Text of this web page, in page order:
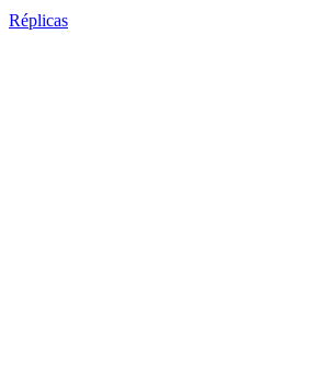
Réplicas